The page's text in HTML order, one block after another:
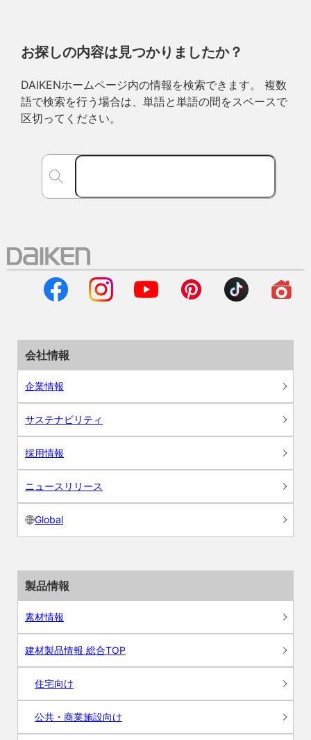
お探しの内容は見つかりましたか？
DAIKENホームページ内の情報を検索できます。 複数
語で検索を行う場合は、単語と単語の間をスペースで
区切ってください。
会社情報
企業情報
サステナビリティ
採用情報
ニュースリリース
Global
製品情報
素材情報
建材製品情報 総合TOP
住宅向け
公共・商業施設向け